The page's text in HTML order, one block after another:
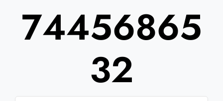
Über uns
74456865
32